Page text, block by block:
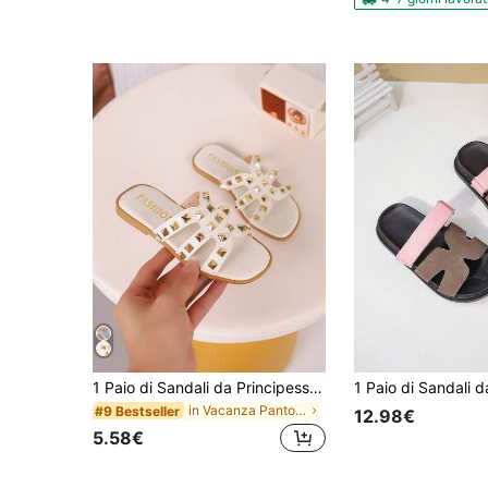
1 Paio di Sandali da Principessa con Fiocco per Ragazze, Design con Fascia Elastica, Scarpe Casual da Spiaggia con Suola Morbida
#9 Bestseller in Vacanza Pantofole per bambini
5.58€
12.98€